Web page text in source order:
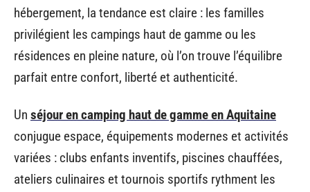
hébergement, la tendance est claire : les familles
privilégient les campings haut de gamme ou les
résidences en pleine nature, où l’on trouve l’équilibre
parfait entre confort, liberté et authenticité.
Un séjour en camping haut de gamme en Aquitaine
conjugue espace, équipements modernes et activités
variées : clubs enfants inventifs, piscines chauffées,
ateliers culinaires et tournois sportifs rythment les